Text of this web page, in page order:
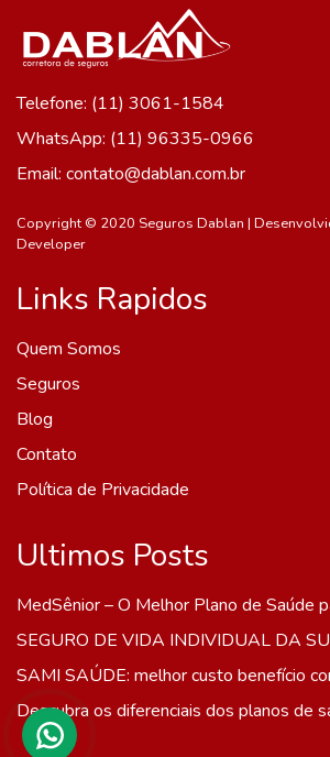
Telefone: (11) 3061-1584
WhatsApp: (11) 96335-0966
Email: contato@dablan.com.br
Copyright © 2020 Seguros Dablan |
Developer
Links Rapidos
Quem Somos
Seguros
Blog
Contato
Política de Privacidade
Ultimos Posts
MedSênior – O Melhor Plano de Saúde
SEGURO DE VIDA INDIVIDUAL DA
SAMI SAÚDE: melhor custo benefício